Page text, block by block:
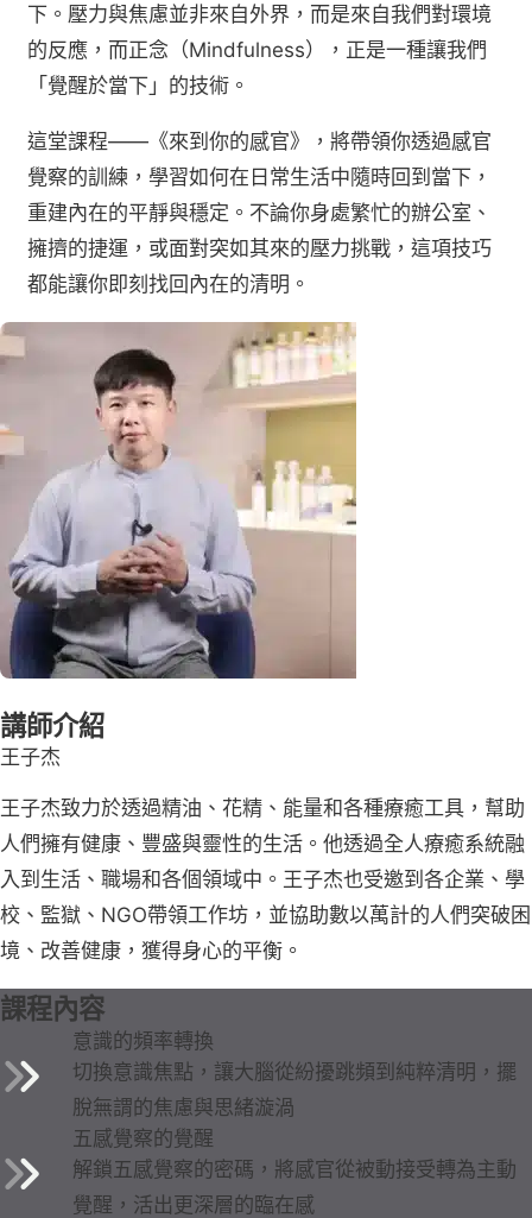
下。壓力與焦慮並非來自外界，而是來自我們對環境
的反應，而正念（Mindfulness），正是一種讓我們
「覺醒於當下」的技術。
這堂課程——《來到你的感官》，將帶領你透過感官
覺察的訓練，學習如何在日常生活中隨時回到當下，
重建內在的平靜與穩定。不論你身處繁忙的辦公室、
擁擠的捷運，或面對突如其來的壓力挑戰，這項技巧
都能讓你即刻找回內在的清明。
講師介紹
王子杰
王子杰致力於透過精油、花精、能量和各種療癒工具，幫助
人們擁有健康、豐盛與靈性的生活。他透過全人療癒系統融
入到生活、職場和各個領域中。王子杰也受邀到各企業、學
校、監獄、NGO帶領工作坊，並協助數以萬計的人們突破困
境、改善健康，獲得身心的平衡。
課程內容
意識的頻率轉換
切換意識焦點，讓大腦從紛擾跳頻到純粹清明，擺
脫無謂的焦慮與思緒漩渦
五感覺察的覺醒
解鎖五感覺察的密碼，將感官從被動接受轉為主動
覺醒，活出更深層的臨在感